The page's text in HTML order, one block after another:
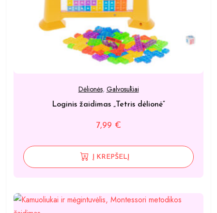
Dėlionės, Galvosūkiai
Loginis žaidimas „Tetris dėlionė“
7,99 €
Į KREPŠELĮ